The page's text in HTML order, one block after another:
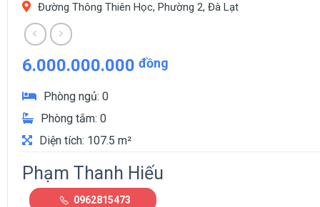
Đường Thông Thiên Học, Phường 2, Đà Lạt
6.000.000.000 đồng
Phòng ngủ: 0
Phòng tắm: 0
Diện tích: 107.5 m²
Phạm Thanh Hiếu
0962815473